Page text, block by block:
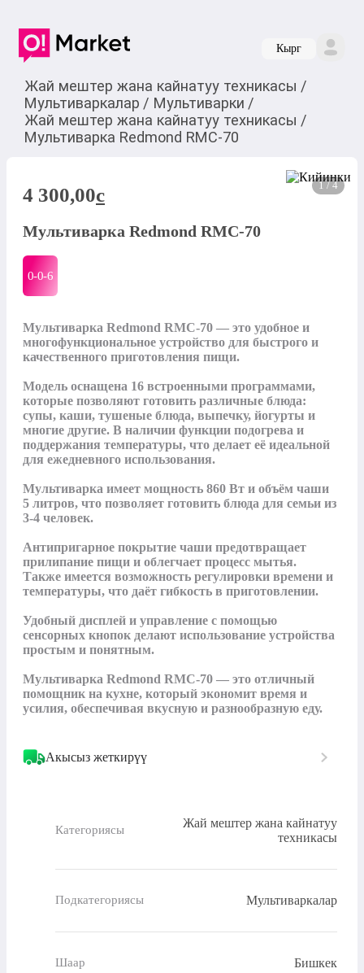
Кырг
Жай мештер жана кайнатуу техникасы /
Мультиваркалар / Мультиварки /
Жай мештер жана кайнатуу техникасы /
Мультиварка Redmond RMC-70
1 / 4
4 300,00c
Мультиварка Redmond RMC-70
0-0-6
Мультиварка Redmond RMС-70 — это удобное и
многофункциональное устройство для быстрого и
качественного приготовления пищи.
Модель оснащена 16 встроенными программами,
которые позволяют готовить различные блюда:
супы, каши, тушеные блюда, выпечку, йогурты и
многие другие. В наличии функции подогрева и
поддержания температуры, что делает её идеальной
для ежедневного использования.
Мультиварка имеет мощность 860 Вт и объём чаши
5 литров, что позволяет готовить блюда для семьи из
3-4 человек.
Антипригарное покрытие чаши предотвращает
прилипание пищи и облегчает процесс мытья.
Также имеется возможность регулировки времени и
температуры, что даёт гибкость в приготовлении.
Удобный дисплей и управление с помощью
сенсорных кнопок делают использование устройства
простым и понятным.
Мультиварка Redmond RMC-70 — это отличный
помощник на кухне, который экономит время и
усилия, обеспечивая вкусную и разнообразную еду.
Акысыз жеткирүү
Категориясы
Жай мештер жана кайнатуу
техникасы
Подкатегориясы Мультиваркалар
Шаар Бишкек